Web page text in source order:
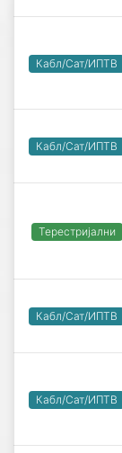
Кабл/Сат/ИПТВ
Кабл/Сат/ИПТВ
Терестријални
Кабл/Сат/ИПТВ
Кабл/Сат/ИПТВ